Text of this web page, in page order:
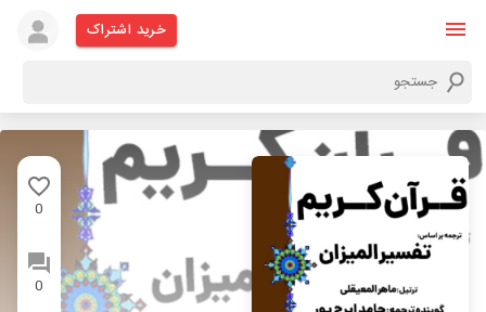
خرید اشتراک
0
0